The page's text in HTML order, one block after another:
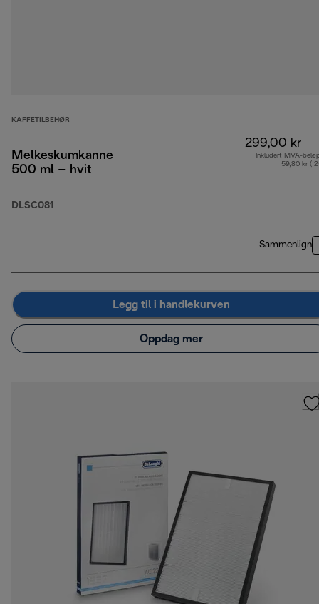
KAFFETILBEHØR
Melkeskumkanne
500 ml – hvit
DLSC081
299,00 kr
Inkludert MVA-
59,80 kr (
Sammenlign
Legg til i handlekurven
Oppdag mer